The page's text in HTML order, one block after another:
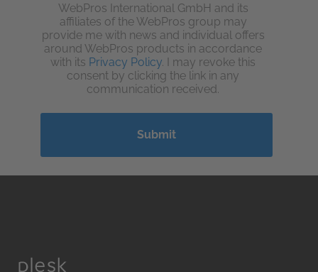
WebPros International GmbH and its
affiliates of the WebPros group may
provide me with news and individual offers
around WebPros products in accordance
with its Privacy Policy . I may revoke this
consent by clicking the link in any
communication received.